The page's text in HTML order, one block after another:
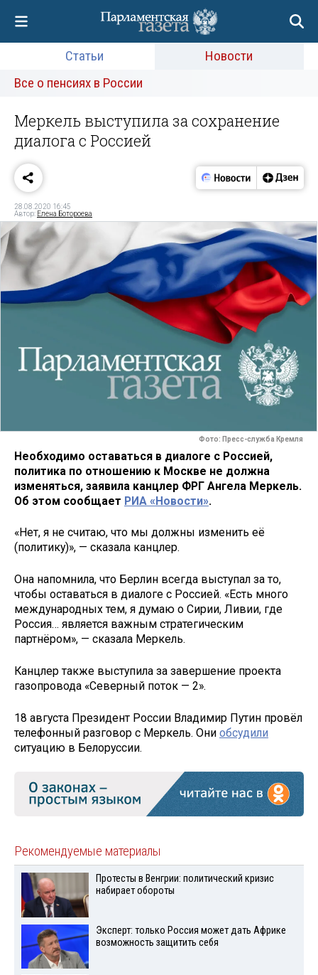
Статьи
Новости
Все о пенсиях в России
Меркель выступила за сохранение
диалога с Россией
28.08.2020 16:45
Автор: Елена Ботороева
Фото: Пресс-служба Кремля
Необходимо оставаться в диалоге с Россией,
политика по отношению к Москве не должна
изменяться, заявила канцлер ФРГ Ангела Меркель.
Об этом сообщает РИА «Новости».
«Нет, я не считаю, что мы должны изменить её
(политику)», — сказала канцлер.
Она напомнила, что Берлин всегда выступал за то,
чтобы оставаться в диалоге с Россией. «Есть много
международных тем, я думаю о Сирии, Ливии, где
Россия… является важным стратегическим
партнёром», — сказала Меркель.
Канцлер также выступила за завершение проекта
газопровода «Северный поток — 2».
18 августа Президент России Владимир Путин провёл
телефонный разговор с Меркель. Они обсудили
ситуацию в Белоруссии.
Рекомендуемые материалы
Протесты в Венгрии: политический кризис
набирает обороты
Эксперт: только Россия может дать Африке
возможность защитить себя